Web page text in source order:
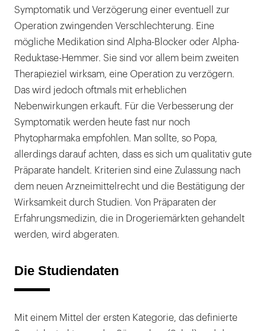
Symptomatik und Verzögerung einer eventuell zur
Operation zwingenden Verschlechterung. Eine
mögliche Medikation sind Alpha-Blocker oder Alpha-
Reduktase-Hemmer. Sie sind vor allem beim zweiten
Therapieziel wirksam, eine Operation zu verzögern.
Das wird jedoch oftmals mit erheblichen
Nebenwirkungen erkauft. Für die Verbesserung der
Symptomatik werden heute fast nur noch
Phytopharmaka empfohlen. Man sollte, so Popa,
allerdings darauf achten, dass es sich um qualitativ gute
Präparate handelt. Kriterien sind eine Zulassung nach
dem neuen Arzneimittelrecht und die Bestätigung der
Wirksamkeit durch Studien. Von Präparaten der
Erfahrungsmedizin, die in Drogeriemärkten gehandelt
werden, wird abgeraten.
Die Studiendaten
Mit einem Mittel der ersten Kategorie, das definierte